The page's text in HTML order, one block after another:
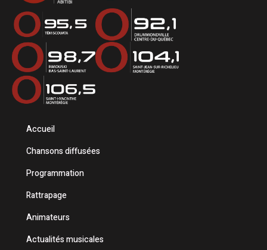
Accueil
Chansons diffusées
Programmation
Rattrapage
Animateurs
Actualités musicales